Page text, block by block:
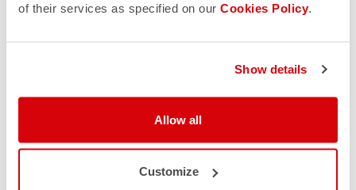
of their services as specified on our Cookies Policy.
Show details
Allow all
Customize